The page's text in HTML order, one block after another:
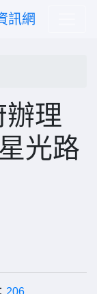
訊網
辦理
光路
206